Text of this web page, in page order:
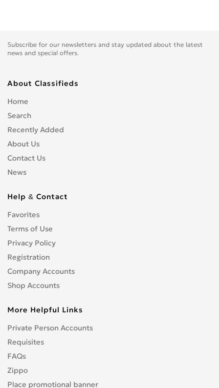
Subscribe for our newsletters and stay updated about the latest
news and special offers.
About Classifieds
Home
Search
Recently Added
About Us
Contact Us
News
Help & Contact
Favorites
Terms of Use
Privacy Policy
Registration
Company Accounts
Shop Accounts
More Helpful Links
Private Person Accounts
Requisites
FAQs
Zippo
Place promotional banner